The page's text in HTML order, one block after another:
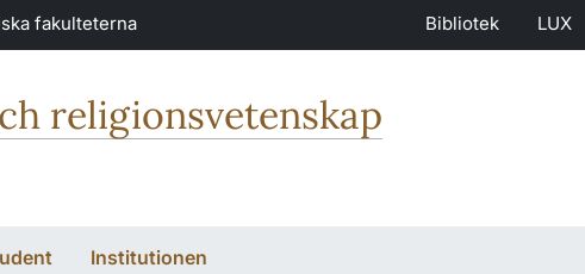
fakulteterna Bibliotek LUX
religionsvetenskap
Institutionen